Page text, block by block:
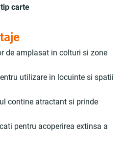
carte
de amplasat in colturi si zone
utilizare in locuinte si spatii
contine atractant si prinde
pentru acoperirea extinsa a